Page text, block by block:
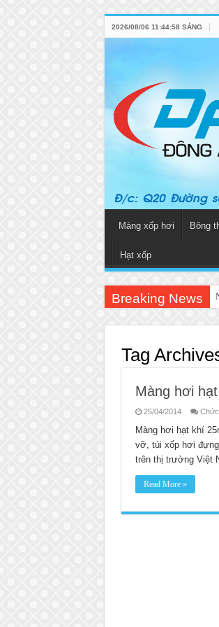
2026/08/06 11:44:58 SÁNG
Màng xốp hơi Bông
Hạt xốp
Breaking News
Tag
Màng hơi
25/04/2014
Màng hơi hạt khí
vỡ, túi xốp hơi
trên thị trường Việt
Read More »